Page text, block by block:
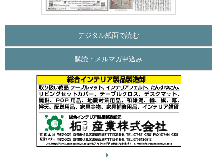
デジタル紙面で読む
購読・メルマガ申込み